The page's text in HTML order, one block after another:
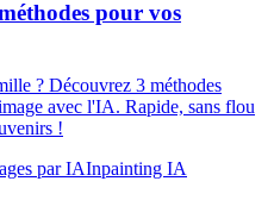
pour vos
? Découvrez 3 méthodes
avec l'IA. Rapide, sans flou
!
par IAInpainting IA